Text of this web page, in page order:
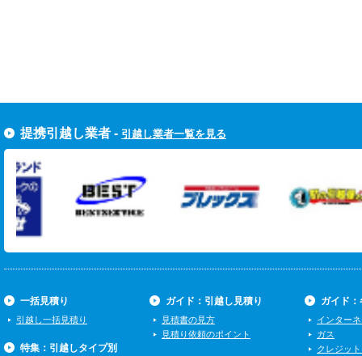
提携引越し業者 - 引越し業者一覧を見る
一括見積り
引越し一括見積り
特集：引越しタイプ別
ガイド：引越し見積り
見積書の見方
見積り依頼のポイント
ガイド
インター
ガス
クレジッ